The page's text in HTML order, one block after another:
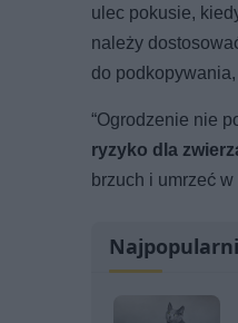
ulec pokusie,
należy
do
“Ogrodzenie nie
ryzyko dla
brzuch i umrzeć